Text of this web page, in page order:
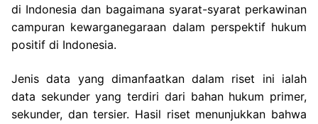
di Indonesia dan bagaimana syarat-syarat perkawinan
campuran kewarganegaraan dalam perspektif hukum
positif di Indonesia.
Jenis data yang dimanfaatkan dalam riset ini ialah
data sekunder yang terdiri dari bahan hukum primer,
sekunder, dan tersier. Hasil riset menunjukkan bahwa